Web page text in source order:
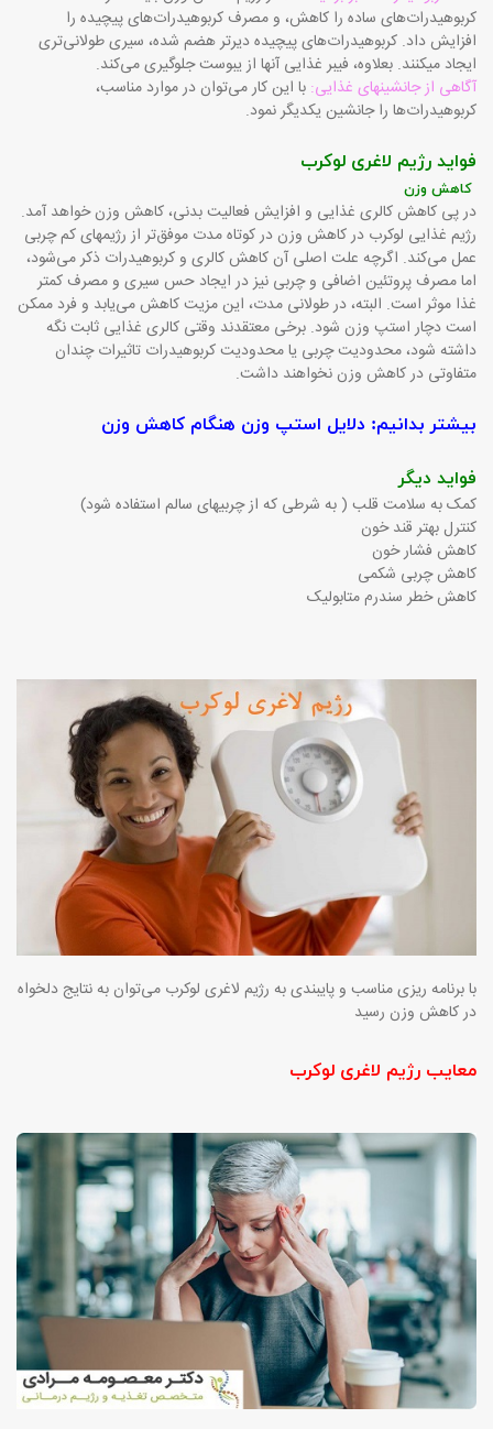
کربوهیدرات‌های ساده را کاهش، و مصرف کربوهیدرات‌های پیچیده را
افزایش داد. کربوهیدرات‌ها‌ی پیچیده دیرتر هضم شده، سیری طولانی‌تری
ایجاد میکنند. بعلاوه، فیبر غذایی آنها از یبوست جلوگیری می‌کند.
آگاهی از جانشینهای غذایی: با این کار می‌توان در موارد مناسب،
کربوهیدرات‌ها را جانشین یکدیگر نمود.
فواید رژیم لاغری لوکرب
کاهش وزن
در پی کاهش کالری غذایی و افزایش فعالیت بدنی، کاهش وزن خواهد آمد.
رژیم غذایی لوکرب در کاهش وزن در کوتاه مدت موفق‌تر از رژیمهای کم چربی
عمل می‌کند. اگرچه علت اصلی آن کاهش کالری و کربوهیدرات ذکر می‌شود،
اما مصرف پروتئین اضافی و چربی نیز در ایجاد حس سیری و مصرف کمتر
غذا موثر است. البته، در طولانی مدت، این مزیت کاهش می‌یابد و فرد ممکن
است دچار استپ وزن شود. برخی معتقدند وقتی کالری غذایی ثابت نگه
داشته شود، محدودیت چربی یا محدودیت کربوهیدرات تاثیرات چندان
متفاوتی در کاهش وزن نخواهند داشت.
بیشتر بدانیم: دلایل استپ وزن هنگام کاهش وزن
فواید دیگر
کمک به سلامت قلب ( به شرطی که از چربیهای سالم استفاده شود)
کنترل بهتر قند خون
کاهش فشار خون
کاهش چربی شکمی
کاهش خطر سندرم متابولیک
با برنامه ریزی مناسب و پایبندی به رژیم لاغری لوکرب می‌توان به نتایج دلخواه
در کاهش وزن رسید
معایب رژیم لاغری لوکرب